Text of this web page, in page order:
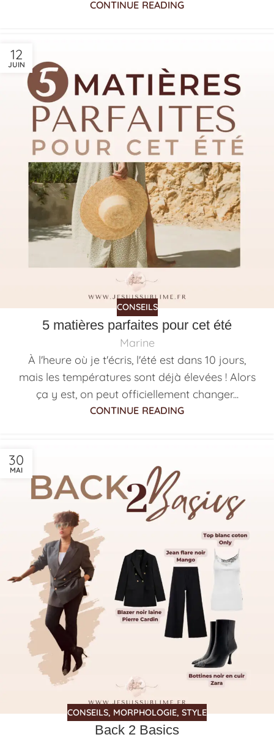
CONTINUE READING
12
JUIN
CONSEILS
5 matières parfaites pour cet été
Marine
À l'heure où je t'écris, l'été est dans 10 jours,
mais les températures sont déjà élevées ! Alors
ça y est, on peut officiellement changer...
CONTINUE READING
30
MAI
CONSEILS, MORPHOLOGIE, STYLE
Back 2 Basics